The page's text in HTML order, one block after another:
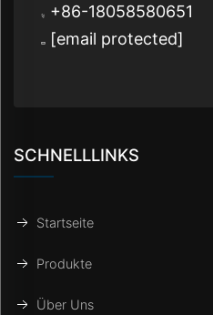
+86-18058580651
[email protected]
SCHNELLLINKS
Startseite
Produkte
Über Uns